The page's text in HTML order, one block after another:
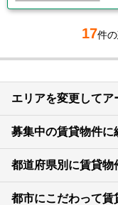
17件
エリアを変更して
募集中の賃貸物件に
都道府県別に賃貸物
都市にこだわって賃